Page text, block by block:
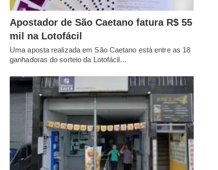
Apostador de São Caetano fatura R$ 55
mil na Lotofácil
Uma aposta realizada em São Caetano está entre as 18
ganhadoras do sorteio da Lotofácil…